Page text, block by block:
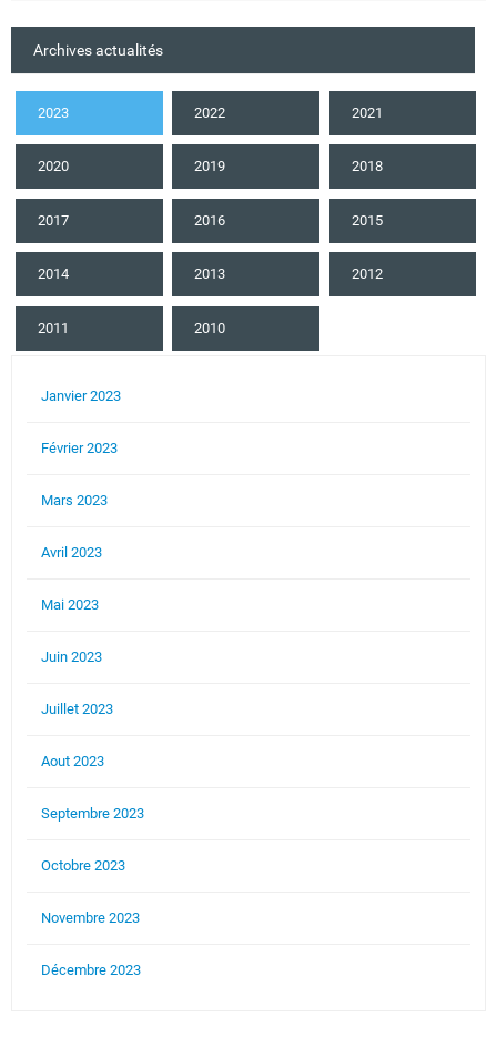
Archives actualités
2023 2022 2021
2020 2019 2018
2017 2016 2015
2014 2013 2012
2011 2010
Janvier 2023
Février 2023
Mars 2023
Avril 2023
Mai 2023
Juin 2023
Juillet 2023
Aout 2023
Septembre 2023
Octobre 2023
Novembre 2023
Décembre 2023